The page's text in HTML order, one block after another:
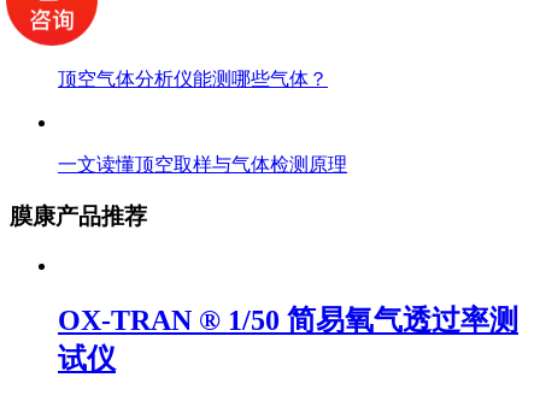
顶空气体分析仪能测哪些气体？
一文读懂顶空取样与气体检测原理
膜康产品推荐
OX-TRAN ® 1/50 简易氧气透过率测
试仪